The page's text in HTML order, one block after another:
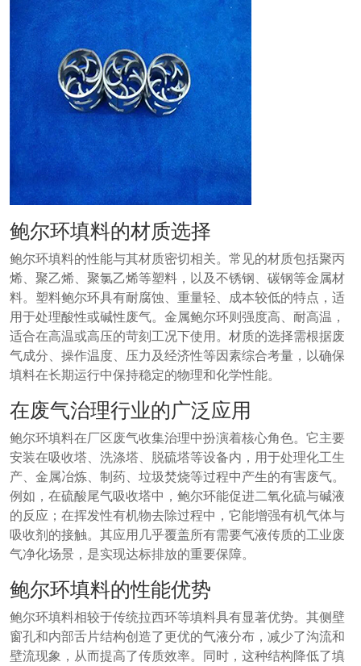
鲍尔环填料的材质选择
鲍尔环填料的性能与其材质密切相关。常见的材质包括聚丙
烯、聚乙烯、聚氯乙烯等塑料，以及不锈钢、碳钢等金属材
料。塑料鲍尔环具有耐腐蚀、重量轻、成本较低的特点，适
用于处理酸性或碱性废气。金属鲍尔环则强度高、耐高温，
适合在高温或高压的苛刻工况下使用。材质的选择需根据废
气成分、操作温度、压力及经济性等因素综合考量，以确保
填料在长期运行中保持稳定的物理和化学性能。
在废气治理行业的广泛应用
鲍尔环填料在厂区废气收集治理中扮演着核心角色。它主要
安装在吸收塔、洗涤塔、脱硫塔等设备内，用于处理化工生
产、金属冶炼、制药、垃圾焚烧等过程中产生的有害废气。
例如，在硫酸尾气吸收塔中，鲍尔环能促进二氧化硫与碱液
的反应；在挥发性有机物去除过程中，它能增强有机气体与
吸收剂的接触。其应用几乎覆盖所有需要气液传质的工业废
气净化场景，是实现达标排放的重要保障。
鲍尔环填料的性能优势
鲍尔环填料相较于传统拉西环等填料具有显著优势。其侧壁
窗孔和内部舌片结构创造了更优的气液分布，减少了沟流和
壁流现象，从而提高了传质效率。同时，这种结构降低了填